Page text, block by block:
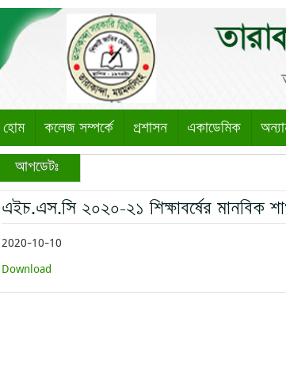
হোম কলেজ সম্পর্কে প্রশাসন একাডেমিক
আপডেটঃ
এইচ.এস.সি ২০২০-২১ শিক্ষাবর্ষের মানবিক
2020-10-10
Download